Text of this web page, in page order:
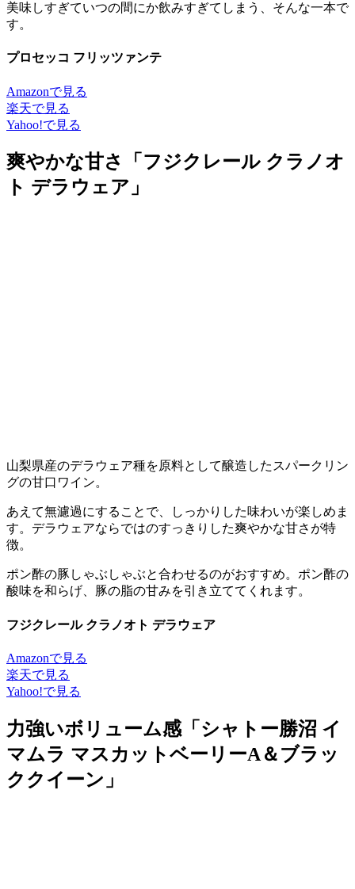
美味しすぎていつの間にか飲みすぎてしまう、そんな一本で
す。
プロセッコ フリッツァンテ
Amazonで見る
楽天で見る
Yahoo!で見る
爽やかな甘さ「フジクレール クラノオ
ト デラウェア」
山梨県産のデラウェア種を原料として醸造したスパークリン
グの甘口ワイン。
あえて無濾過にすることで、しっかりした味わいが楽しめま
す。デラウェアならではのすっきりした爽やかな甘さが特
徴。
ポン酢の豚しゃぶしゃぶと合わせるのがおすすめ。ポン酢の
酸味を和らげ、豚の脂の甘みを引き立ててくれます。
フジクレール クラノオト デラウェア
Amazonで見る
楽天で見る
Yahoo!で見る
力強いボリューム感「シャトー勝沼 イ
マムラ マスカットベーリーA＆ブラッ
ククイーン」